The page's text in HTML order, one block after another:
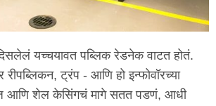
यच्चयावत पब्लिक रेडनेक वाटत होतं.
ट्रंप - आणि हो इन्फोवॉरच्या
आणि शेल केसिंगचं मागे सतत पडणं, आधी